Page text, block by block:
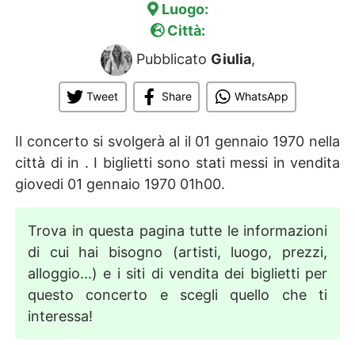
Luogo:
Città:
Pubblicato Giulia,
Tweet Share WhatsApp
Il concerto si svolgerà al il 01 gennaio 1970 nella
città di in . I biglietti sono stati messi in vendita
giovedi 01 gennaio 1970 01h00.
Trova in questa pagina tutte le informazioni
di cui hai bisogno (artisti, luogo, prezzi,
alloggio...) e i siti di vendita dei biglietti per
questo concerto e scegli quello che ti
interessa!